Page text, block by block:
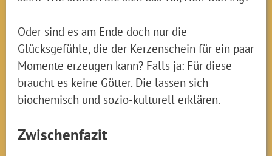
Oder sind es am Ende doch nur die
Glücksgefühle, die der Kerzenschein für ein paar
Momente erzeugen kann? Falls ja: Für diese
braucht es keine Götter. Die lassen sich
biochemisch und sozio-kulturell erklären.
Zwischenfazit